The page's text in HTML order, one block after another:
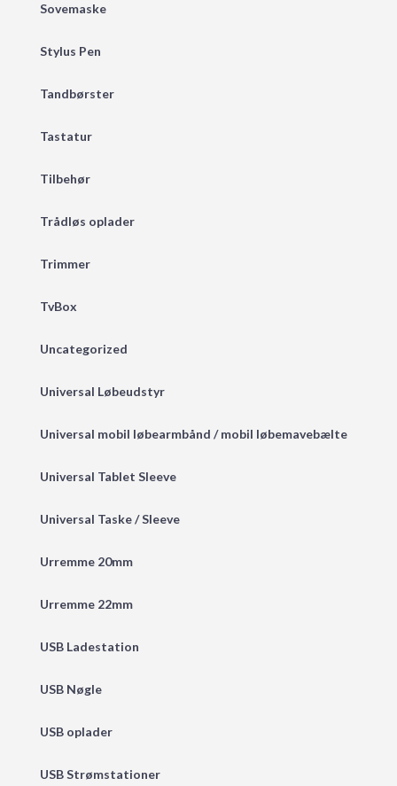
Sovemaske
Stylus Pen
Tandbørster
Tastatur
Tilbehør
Trådløs oplader
Trimmer
TvBox
Uncategorized
Universal Løbeudstyr
Universal mobil løbearmbånd / mobil løbemavebælte
Universal Tablet Sleeve
Universal Taske / Sleeve
Urremme 20mm
Urremme 22mm
USB Ladestation
USB Nøgle
USB oplader
USB Strømstationer